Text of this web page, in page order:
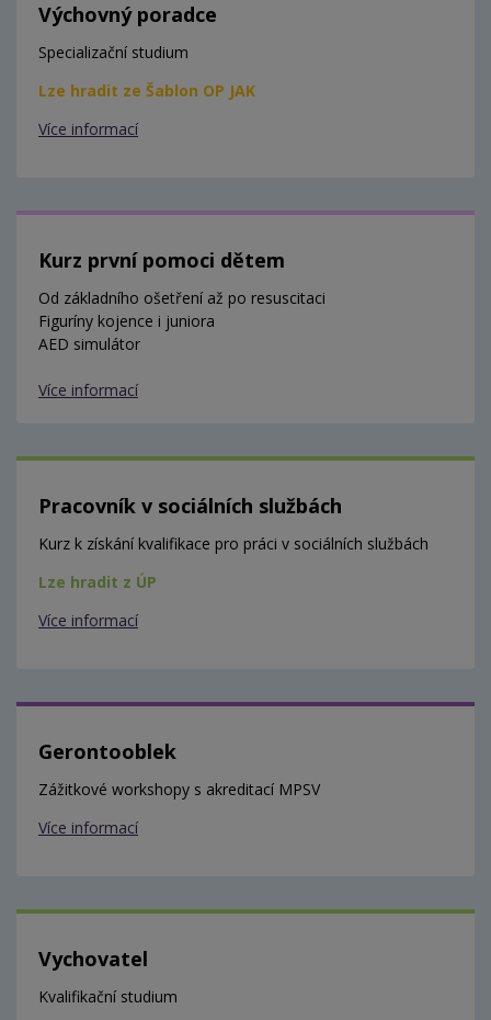
Výchovný poradce
Specializační studium
Lze hradit ze Šablon OP JAK
Více informací
Kurz první pomoci dětem
Od základního ošetření až po resuscitaci
Figuríny kojence i juniora
AED simulátor
Více informací
Pracovník v sociálních službách
Kurz k získání kvalifikace pro práci v sociálních službách
Lze hradit z ÚP
Více informací
Gerontooblek
Zážitkové workshopy s akreditací MPSV
Více informací
Vychovatel
Kvalifikační studium